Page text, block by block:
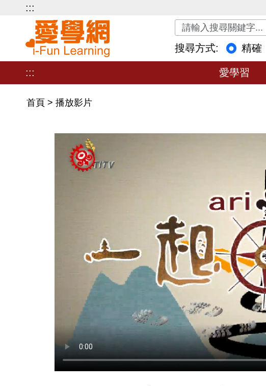
:::
關鍵字搜尋
搜尋方式:
精確
::: 愛學習
首頁 > 播放影片